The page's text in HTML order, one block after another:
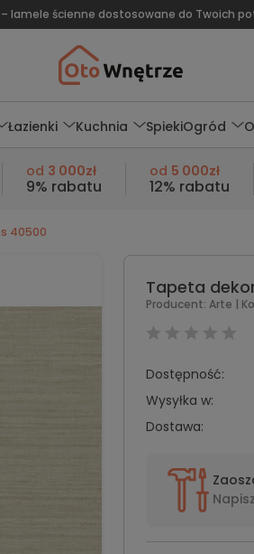
lamele ścienne dostosowane do Twoich
Łazienki Kuchnia SpiekiOgród
od 3 000zł
9% rabatu
od 5 000zł
12% rabatu
40500
Tapeta
Producent: Arte |
Dostępność:
Wysyłka w:
Dostawa: